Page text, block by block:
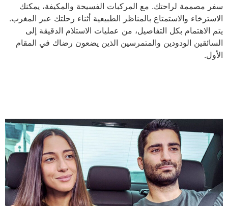
سفر مصممة لراحتك. مع المركبات الفسيحة والمكيفة، يمكنك
الاسترخاء والاستمتاع بالمناظر الطبيعية أثناء رحلتك عبر المغرب.
يتم الاهتمام بكل التفاصيل، من عمليات الاستلام الدقيقة إلى
السائقين الودودين والمتمرسين الذين يضعون رضاك ​​في المقام
الأول.